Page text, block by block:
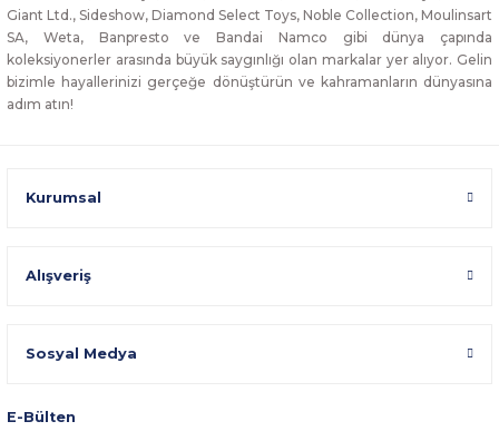
Giant Ltd., Sideshow, Diamond Select Toys, Noble Collection, Moulinsart
SA, Weta, Banpresto ve Bandai Namco gibi dünya çapında
koleksiyonerler arasında büyük saygınlığı olan markalar yer alıyor. Gelin
bizimle hayallerinizi gerçeğe dönüştürün ve kahramanların dünyasına
adım atın!
Kurumsal
Alışveriş
Sosyal Medya
E-Bülten